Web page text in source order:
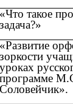
«Что такое
задача?»
«Развитие
зоркости
уроках
программе
Соловейчик».